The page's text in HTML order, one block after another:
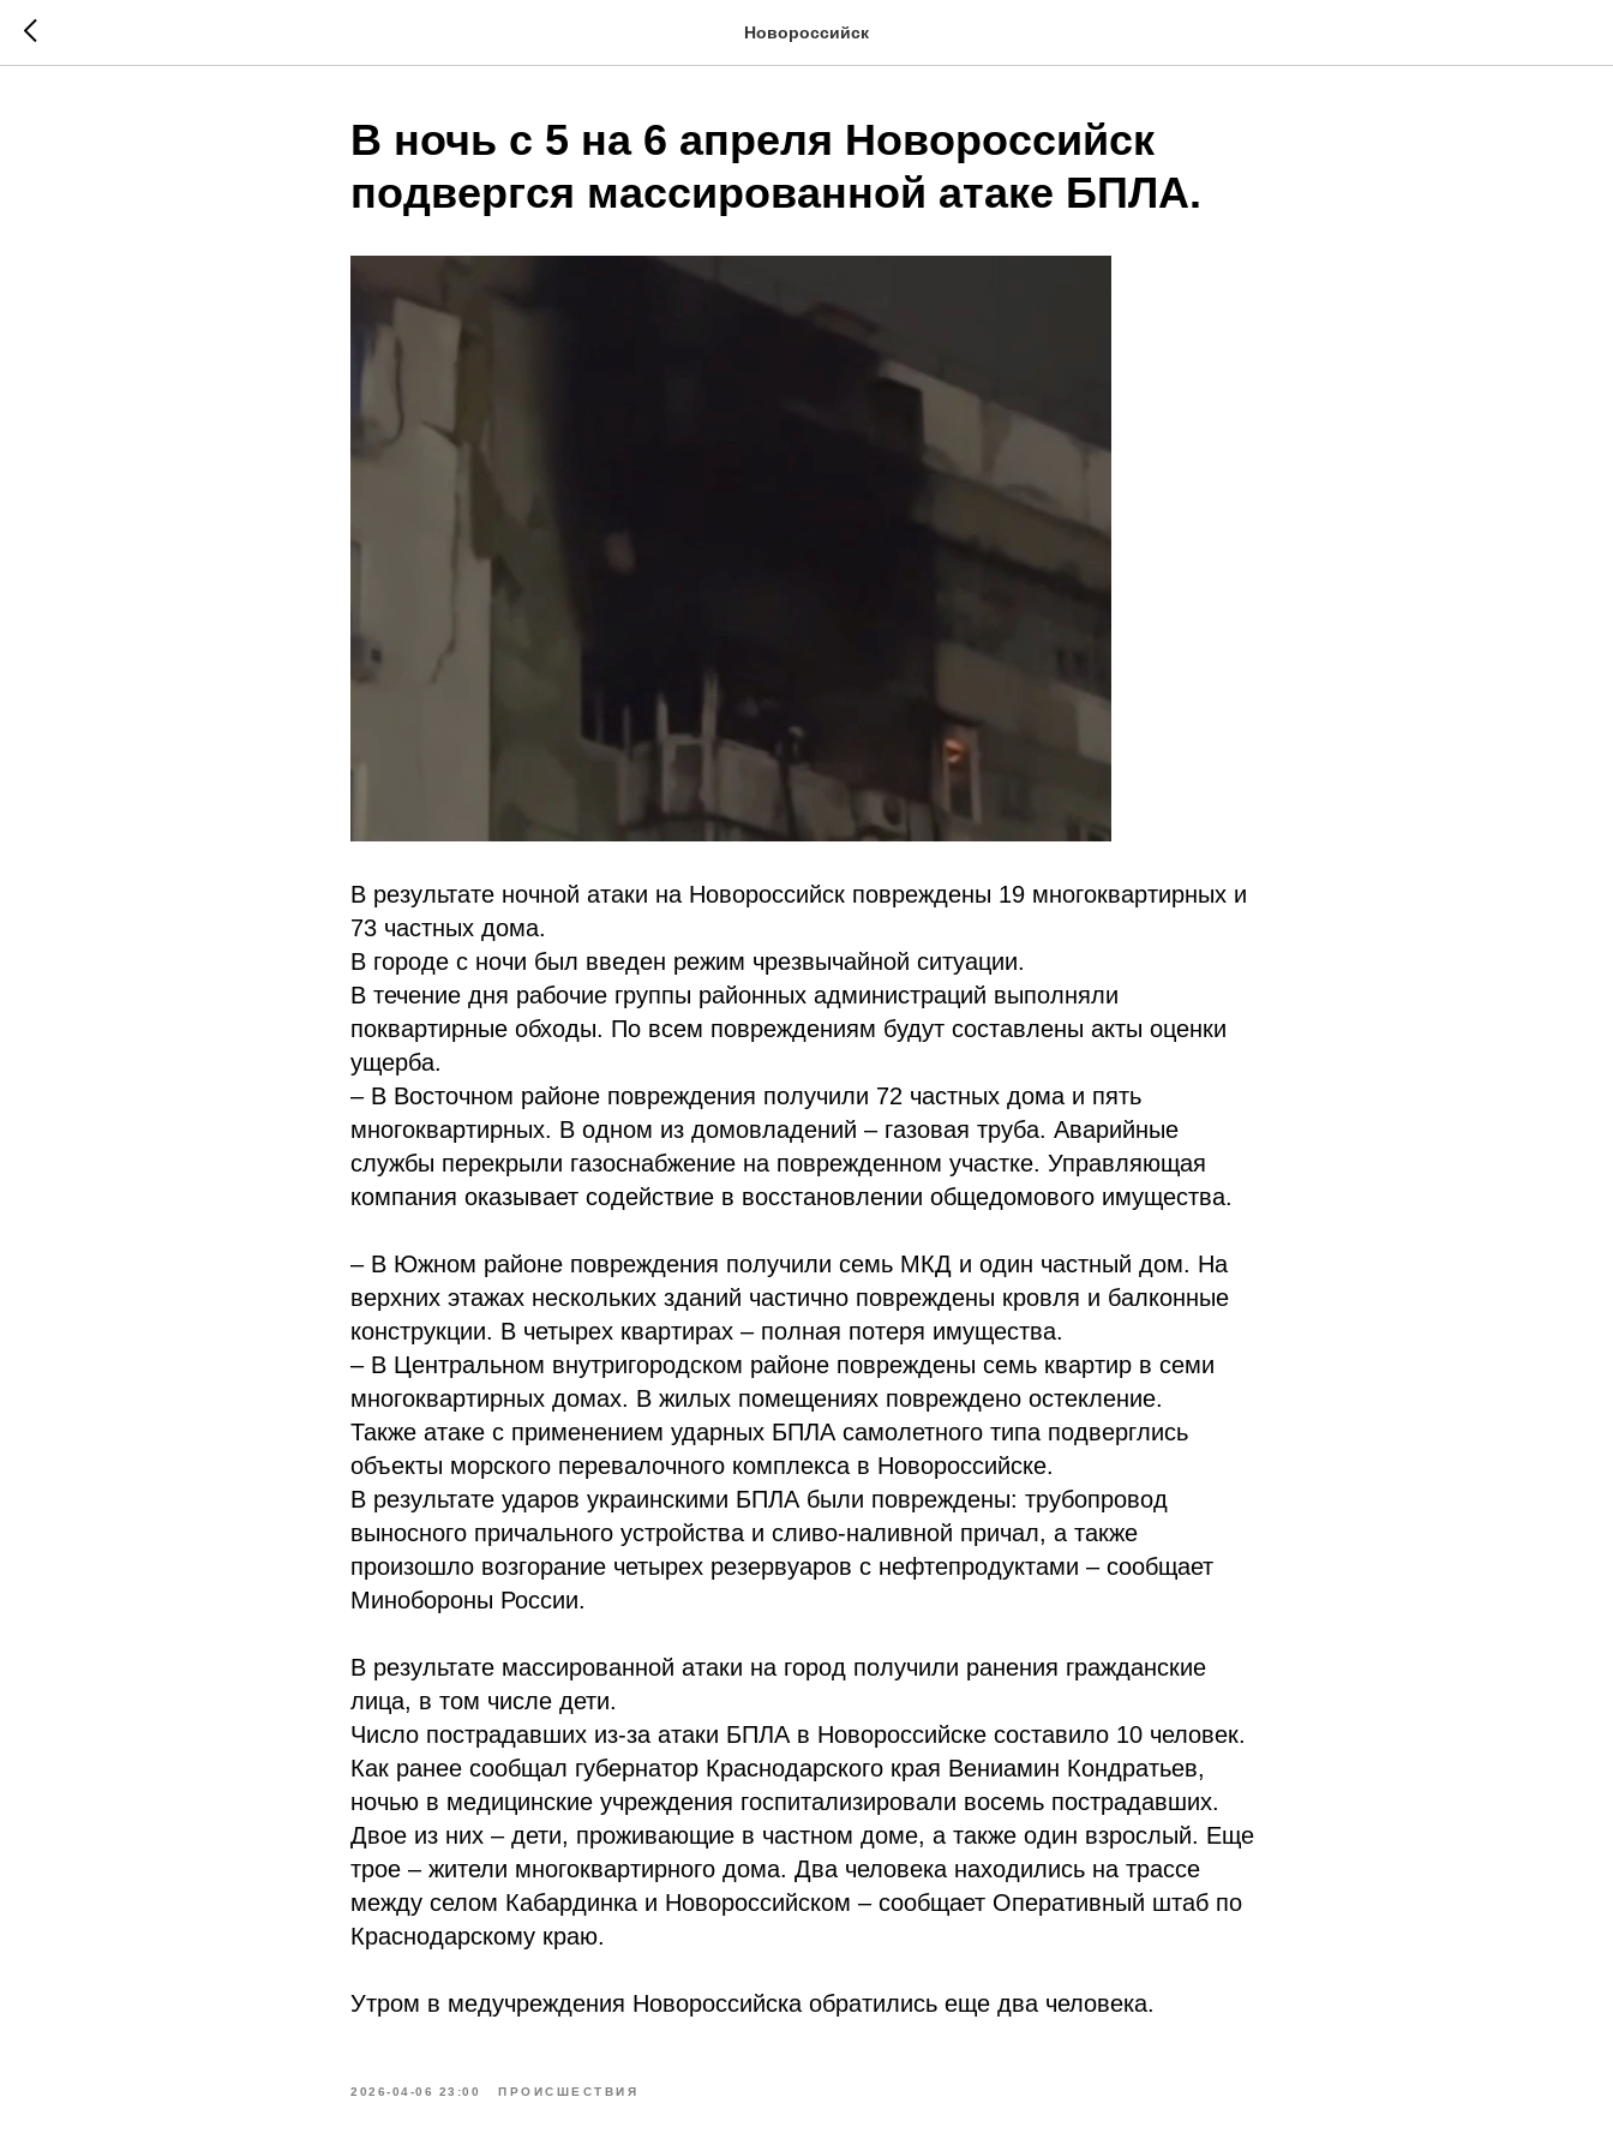
Новороссийск
В ночь с 5 на 6 апреля Новороссийск
подвергся массированной атаке БПЛА.
В результате ночной атаки на Новороссийск повреждены 19 многоквартирных и
73 частных дома.
В городе с ночи был введен режим чрезвычайной ситуации.
В течение дня рабочие группы районных администраций выполняли
поквартирные обходы. По всем повреждениям будут составлены акты оценки
ущерба.
– В Восточном районе повреждения получили 72 частных дома и пять
многоквартирных. В одном из домовладений – газовая труба. Аварийные
службы перекрыли газоснабжение на поврежденном участке. Управляющая
компания оказывает содействие в восстановлении общедомового имущества.
– В Южном районе повреждения получили семь МКД и один частный дом. На
верхних этажах нескольких зданий частично повреждены кровля и балконные
конструкции. В четырех квартирах – полная потеря имущества.
– В Центральном внутригородском районе повреждены семь квартир в семи
многоквартирных домах. В жилых помещениях повреждено остекление.
Также атаке с применением ударных БПЛА самолетного типа подверглись
объекты морского перевалочного комплекса в Новороссийске.
В результате ударов украинскими БПЛА были повреждены: трубопровод
выносного причального устройства и сливо-наливной причал, а также
произошло возгорание четырех резервуаров с нефтепродуктами – сообщает
Минобороны России.
В результате массированной атаки на город получили ранения гражданские
лица, в том числе дети.
Число пострадавших из-за атаки БПЛА в Новороссийске составило 10 человек.
Как ранее сообщал губернатор Краснодарского края Вениамин Кондратьев,
ночью в медицинские учреждения госпитализировали восемь пострадавших.
Двое из них – дети, проживающие в частном доме, а также один взрослый. Еще
трое – жители многоквартирного дома. Два человека находились на трассе
между селом Кабардинка и Новороссийском – сообщает Оперативный штаб по
Краснодарскому краю.
Утром в медучреждения Новороссийска обратились еще два человека.
2026-04-06 23:00 ПРОИСШЕСТВИЯ